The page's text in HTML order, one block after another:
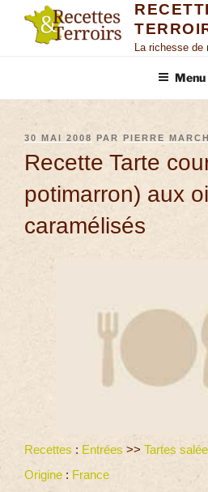
La richesse de
Menu
30 MAI 2008 PAR PIERRE
Recette Tarte
potimarron) aux
caramélisés
Recettes : Entrées >> Tartes
Origine : France